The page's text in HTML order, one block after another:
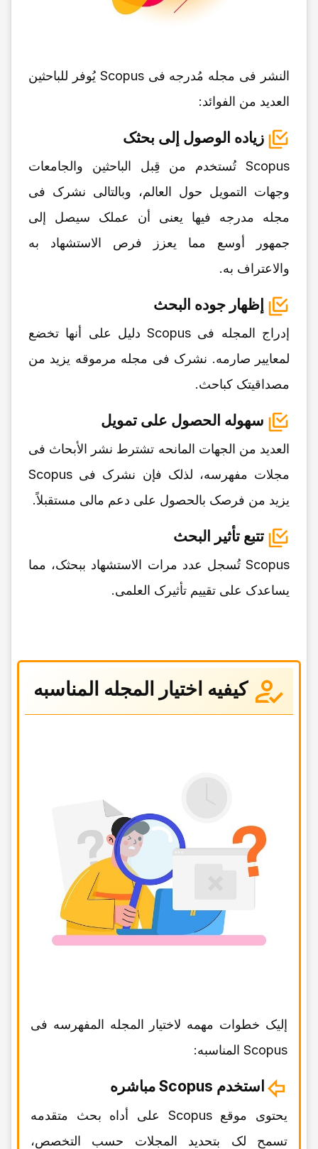
النشر فی مجله مُدرجه فی Scopus یُوفر للباحثین
العدید من الفوائد:
زیاده الوصول إلى بحثک
Scopus تُستخدم من قِبل الباحثین والجامعات
وجهات التمویل حول العالم، وبالتالی نشرک فی
مجله مدرجه فیها یعنی أن عملک سیصل إلى
جمهور أوسع مما یعزز فرص الاستشهاد به
والاعتراف به.
إظهار جوده البحث
إدراج المجله فی Scopus دلیل على أنها تخضع
لمعاییر صارمه. نشرک فی مجله مرموقه یزید من
مصداقیتک کباحث.
سهوله الحصول على تمویل
العدید من الجهات المانحه تشترط نشر الأبحاث فی
مجلات مفهرسه، لذلک فإن نشرک فی Scopus
یزید من فرصک بالحصول على دعم مالی مستقبلاً.
تتبع تأثیر البحث
Scopus تُسجل عدد مرات الاستشهاد ببحثک، مما
یساعدک على تقییم تأثیرک العلمی.
کیفیه اختیار المجله المناسبه
إلیک خطوات مهمه لاختیار المجله المفهرسه فی
Scopus المناسبه:
استخدم Scopus مباشره
یحتوی موقع Scopus على أداه بحث متقدمه
تسمح لک بتحدید المجلات حسب التخصص،